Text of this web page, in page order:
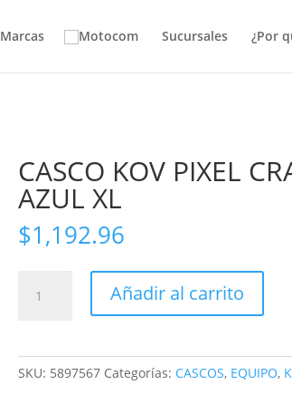
Marcas Sucursales ¿Por
CASCO KOV PIXEL
AZUL XL
$1,192.96
KOV
Añadir al carrito
SKU: 5897567 Categorías: CASCOS, EQUIPO,